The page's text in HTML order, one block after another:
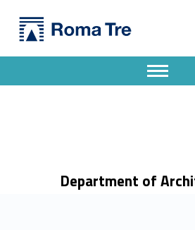
Intangible Heritage Horizons and Echoes: Safeguarding the Invisible - Dipartimento di Architettura
Department of
Apri il menu
Header info sidebar